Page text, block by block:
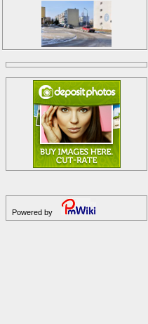
Powered by